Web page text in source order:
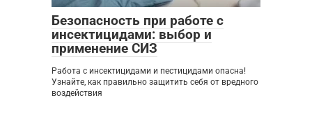
Безопасность при работе с
инсектицидами: выбор и
применение СИЗ
Работа с инсектицидами и пестицидами опасна!
Узнайте, как правильно защитить себя от вредного
воздействия